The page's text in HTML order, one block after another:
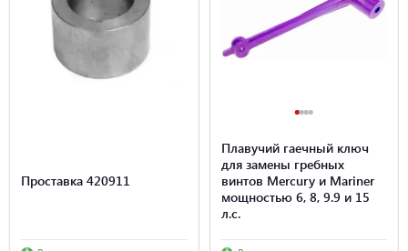
Проставка 420911
Плавучий гаечный ключ
для замены гребных
винтов Mercury и Mariner
мощностью 6, 8, 9.9 и 15
л.с.